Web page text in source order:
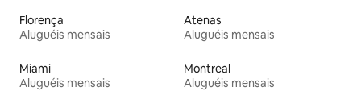
Florença
Aluguéis mensais
Atenas
Aluguéis mensais
Miami
Aluguéis mensais
Montreal
Aluguéis mensais